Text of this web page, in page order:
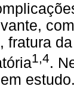
fratura
1,4.
estudo.